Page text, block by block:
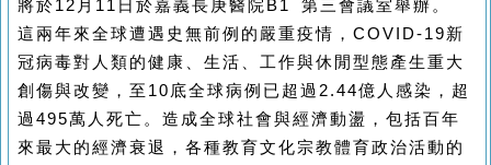
將於12月11日於嘉義長庚醫院B1 第三會議室舉辦。
這兩年來全球遭遇史無前例的嚴重疫情，COVID-19新
冠病毒對人類的健康、生活、工作與休閒型態產生重大
創傷與改變，至10底全球病例已超過2.44億人感染，超
過495萬人死亡。造成全球社會與經濟動盪，包括百年
來最大的經濟衰退，各種教育文化宗教體育政治活動的